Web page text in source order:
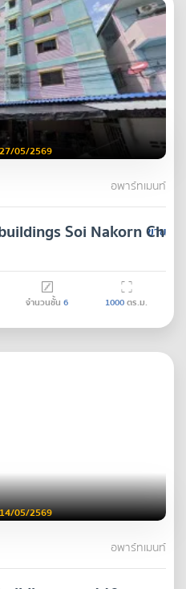
05/2569
อพาร์ทเมนท์
ขาย
Soi Nakorn
จำนวนชั้น 6 1000ตร.ม.
05/2569
อพาร์ทเมนท์